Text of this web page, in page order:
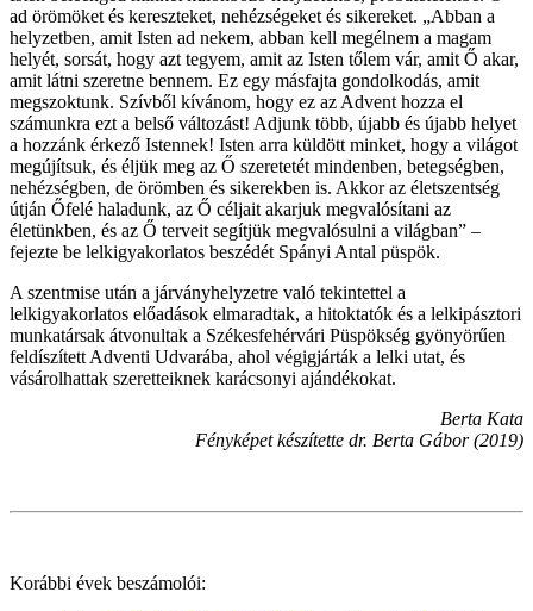
ad örömöket és kereszteket, nehézségeket és sikereket. „Abban a
helyzetben, amit Isten ad nekem, abban kell megélnem a magam
helyét, sorsát, hogy azt tegyem, amit az Isten tőlem vár, amit Ő akar,
amit látni szeretne bennem. Ez egy másfajta gondolkodás, amit
megszoktunk. Szívből kívánom, hogy ez az Advent hozza el
számunkra ezt a belső változást! Adjunk több, újabb és újabb helyet
a hozzánk érkező Istennek! Isten arra küldött minket, hogy a világot
megújítsuk, és éljük meg az Ő szeretetét mindenben, betegségben,
nehézségben, de örömben és sikerekben is. Akkor az életszentség
útján Őfelé haladunk, az Ő céljait akarjuk megvalósítani az
életünkben, és az Ő terveit segítjük megvalósulni a világban” –
fejezte be lelkigyakorlatos beszédét Spányi Antal püspök.
A szentmise után a járványhelyzetre való tekintettel a
lelkigyakorlatos előadások elmaradtak, a hitoktatók és a lelkipásztori
munkatársak átvonultak a Székesfehérvári Püspökség gyönyörűen
feldíszített Adventi Udvarába, ahol végigjárták a lelki utat, és
vásárolhattak szeretteiknek karácsonyi ajándékokat.
Berta Kata
Fényképet készítette dr. Berta Gábor (2019)
Korábbi évek beszámolói: